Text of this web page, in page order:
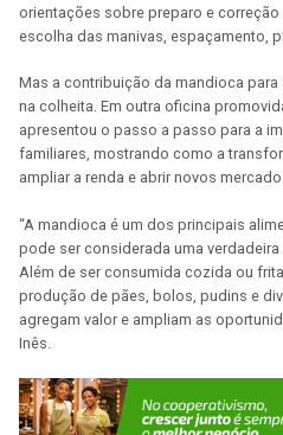
orientações sobre preparo e
escolha das manivas, espaçamento,
Mas a contribuição da mandioca
na colheita. Em outra oficina
apresentou o passo a passo para a
familiares, mostrando como a
ampliar a renda e abrir novos
“A mandioca é um dos principais
pode ser considerada uma verdadeira
Além de ser consumida cozida ou
produção de pães, bolos, pudins e
agregam valor e ampliam as
Inês.